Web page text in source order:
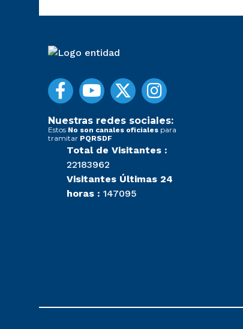
Nuestras redes sociales:
Estos No son canales oficiales para
tramitar PQRSDF
Total de Visitantes :
22183962
Visitantes Últimas 24
horas : 147095